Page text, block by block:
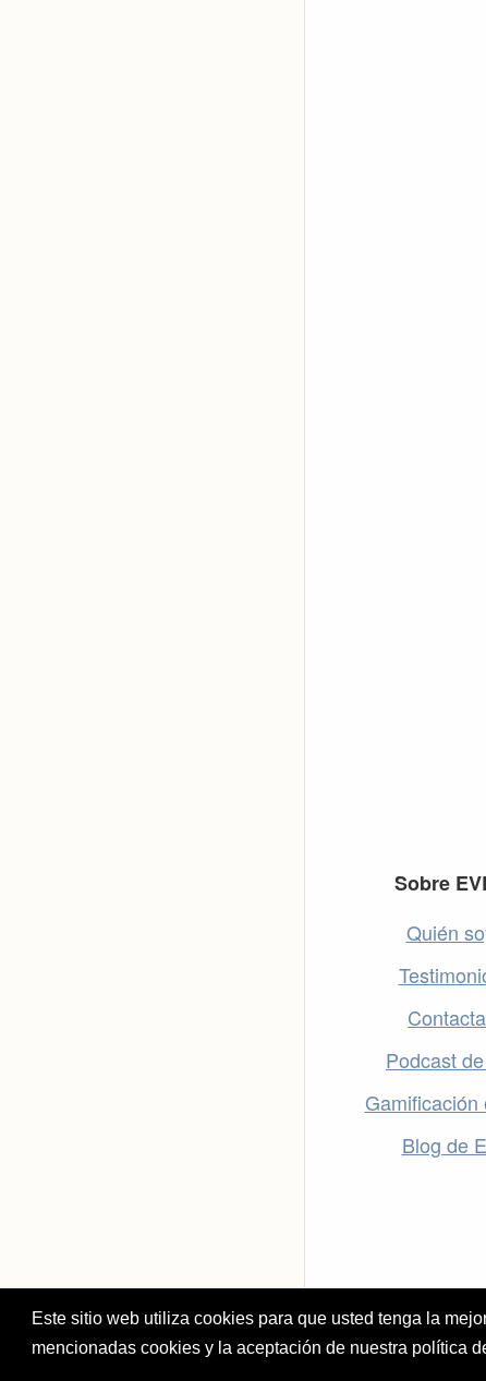
Este sitio web utiliza cookies para que usted tenga la
mencionadas cookies y la aceptación de nuestra política
FooterSobre
Quién
Podcast
Gamificación
Blog de